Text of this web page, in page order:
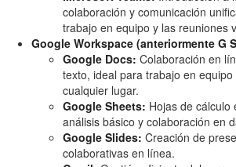
colaboración y comunicación
trabajo en equipo y las reuniones
Google Workspace (anteriormente G
Google Docs: Colaboración en
texto, ideal para trabajo en
cualquier lugar.
Google Sheets: Hojas de cálculo
análisis básico y colaboración en
Google Slides: Creación de
colaborativas en línea.